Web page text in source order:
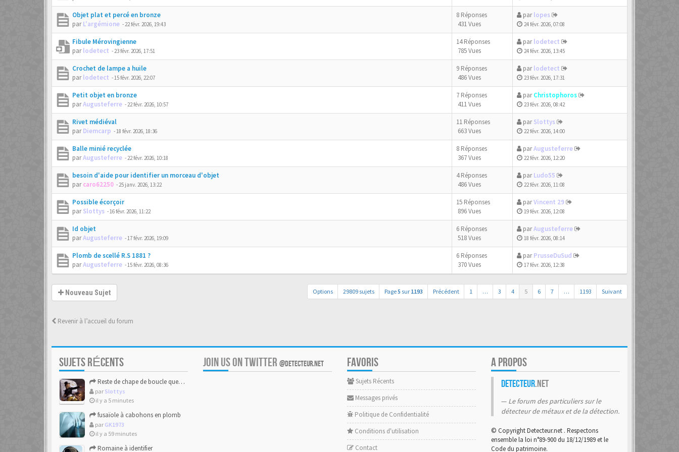
Objet plat et percé en bronze
parL'argémione -22 févr. 2026, 19:43
8 Réponses
431 Vues
parlopes
24 févr. 2026, 07:08
Fibule Mérovingienne
parlodetect -23 févr. 2026, 17:51
14 Réponses
785 Vues
parlodetect
24 févr. 2026, 13:45
Crochet de lampe a huile
parlodetect -15 févr. 2026, 22:07
9 Réponses
486 Vues
parlodetect
23 févr. 2026, 17:31
Petit objet en bronze
parAugusteferre -22 févr. 2026, 10:57
7 Réponses
411 Vues
parChristophoros
23 févr. 2026, 08:42
Rivet médiéval
parDiemcarp -18 févr. 2026, 18:36
11 Réponses
663 Vues
parSlottys
22 févr. 2026, 14:00
Balle minié recyclée
parAugusteferre -22 févr. 2026, 10:18
8 Réponses
367 Vues
parAugusteferre
22 févr. 2026, 12:20
besoin d'aide pour identifier un morceau d'objet
parcaro62250 -25 janv. 2026, 13:22
4 Réponses
486 Vues
parLudo55
22 févr. 2026, 11:08
Possible écorçoir
parSlottys -16 févr. 2026, 11:22
15 Réponses
896 Vues
parVincent 29
19 févr. 2026, 12:08
Id objet
parAugusteferre -17 févr. 2026, 19:09
6 Réponses
518 Vues
parAugusteferre
18 févr. 2026, 08:14
Plomb de scellé R.S 1881 ?
parAugusteferre -15 févr. 2026, 08:36
6 Réponses
370 Vues
parPrusseDuSud
17 févr. 2026, 12:38
Nouveau Sujet Options 29809 sujets Page5 sur 1193 Précédent 1 … 3 4 5 6 7 … 1193 Suivant
Revenir à l’accueil du forum
SUJETS RÉCENTS
Reste de chape de boucle queue de poisson bipartite 17/18eme
par Slottys
il y a 5 minutes
fusaïole à cabohons en plomb
par GK1973
il y a 59 minutes
Romaine à identifier
JOIN US ON TWITTER @DETECTEUR.NET FAVORIS
Sujets Récents
Messages privés
Politique de Confidentialité
Conditions d'utilisation
Contact
A PROPOS
Detecteur.net
Le forum des particuliers sur le
détecteur de métaux et de la détection.
© Copyright Detecteur.net . Respectons
ensemble la loi n°89-900 du 18/12/1989 et le
Code du patrimoine.